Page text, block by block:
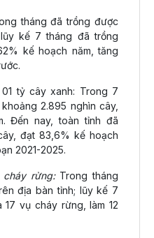
tháng đã trồng được
kế 7 tháng đã trồng
kế hoạch năm, tăng
tỷ cây xanh: Trong 7
2.895 nghìn cây,
Đến nay, toàn tỉnh đã
đạt 83,6% kế hoạch
2021-2025.
rừng:Trong tháng
địa bàn tỉnh; lũy kế 7
vụ cháy rừng, làm 12